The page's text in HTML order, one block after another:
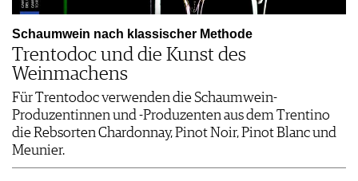
Schaumwein nach klassischer Methode
Trentodoc und die Kunst des
Weinmachens
Für Trentodoc verwenden die Schaumwein-
Produzentinnen und -Produzenten aus dem Trentino
die Rebsorten Chardonnay, Pinot Noir, Pinot Blanc und
Meunier.